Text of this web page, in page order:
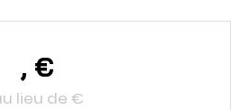
, €
lieu de €